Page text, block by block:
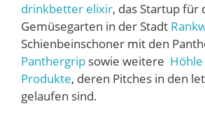
drinkbetter elixir, das Startup für
Gemüsegarten in der Stadt
Schienbeinschoner mit den
Panthergrip sowie weitere
Produkte, deren Pitches in den
gelaufen sind.